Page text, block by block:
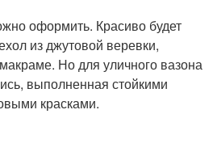
оформить. Красиво будет
из джутовой веревки,
Но для уличного вазона
выполненная стойкими
красками.